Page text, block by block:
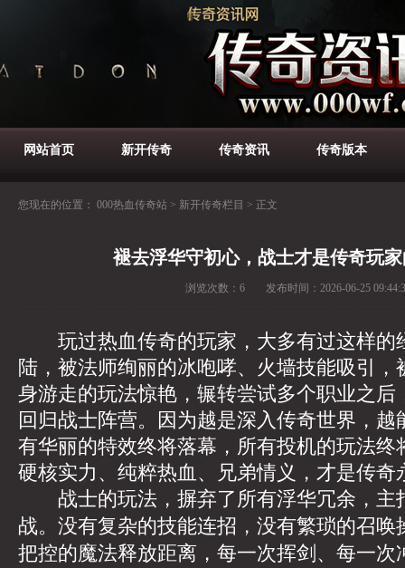
网站首页 新开传奇 传奇资讯 传奇版本
您现在的位置： 000热血传奇站 > 新开传奇栏目 > 正文
褪去浮华守初心，战士才是传奇玩
浏览次数： 6 发布时间： 2026-06-25
玩过热血传奇的玩家，大多有过这样的
陆，被法师绚丽的冰咆哮、火墙技能吸引，
身游走的玩法惊艳，辗转尝试多个职业之后
回归战士阵营。因为越是深入传奇世界，越
有华丽的特效终将落幕，所有投机的玩法终
硬核实力、纯粹热血、兄弟情义，才是传奇
战士的玩法，摒弃了所有浮华冗余，主
战。没有复杂的技能连招，没有繁琐的召唤
把控的魔法释放距离，每一次挥剑、每一次